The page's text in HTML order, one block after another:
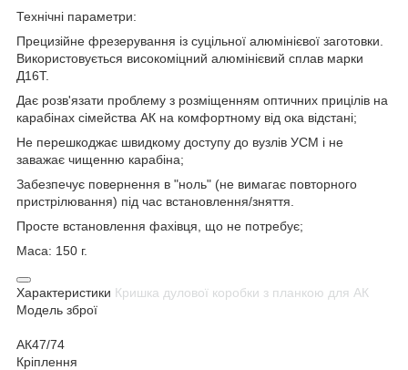
Технічні параметри:
Прецизійне фрезерування із суцільної алюмінієвої заготовки.
Використовується високоміцний алюмінієвий сплав марки
Д16Т.
Дає розв'язати проблему з розміщенням оптичних прицілів на
карабінах сімейства АК на комфортному від ока відстані;
Не перешкоджає швидкому доступу до вузлів УСМ і не
заважає чищенню карабіна;
Забезпечує повернення в "ноль" (не вимагає повторного
пристрілювання) під час встановлення/зняття.
Просте встановлення фахівця, що не потребує;
Маса: 150 г.
Характеристики Кришка дулової коробки з планкою для АК
Модель зброї
АК47/74
Кріплення